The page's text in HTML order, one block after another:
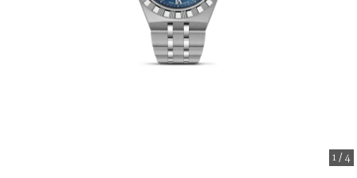
1/4